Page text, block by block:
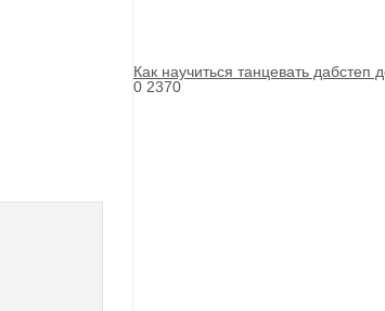
Как научиться танцевать дабстеп
0 2370